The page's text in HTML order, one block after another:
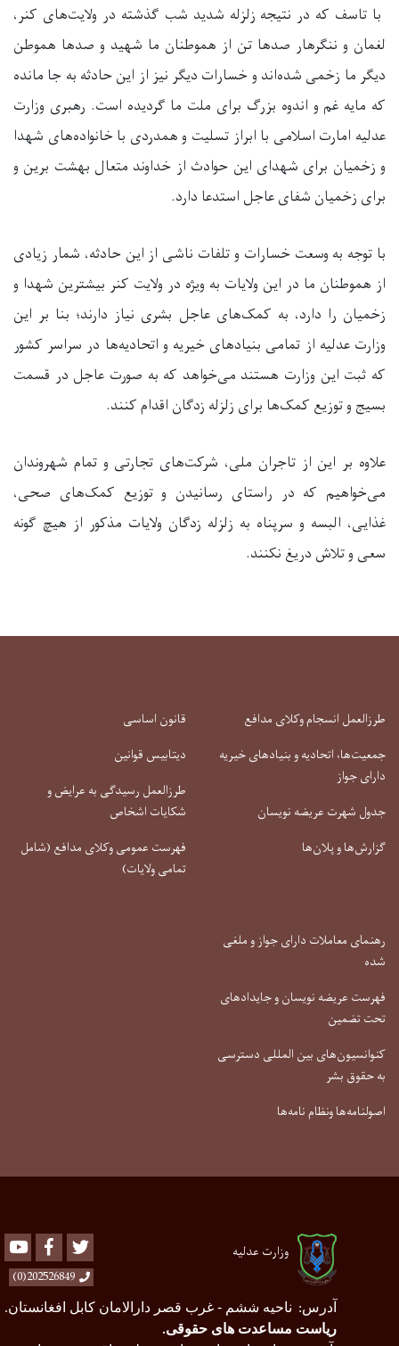
با تاسف که در نتیجه زلزله شدید شب گذشته در ولایت‌های کنر،
لغمان و ننگرهار صدها تن از هموطنان ما شهید و صدها هموطن
دیگر ما زخمی شده‌اند و خسارات دیگر نیز از این حادثه به جا مانده
که مایه غم و اندوه بزرگ برای ملت ما گردیده است. رهبری وزارت
عدلیه امارت اسلامی با ابراز تسلیت و همدردی با خانواده‌های شهدا
و زخمیان برای شهدای این حوادث از خداوند متعال بهشت برین و
برای زخمیان شفای عاجل استدعا دارد.
با توجه به وسعت خسارات و تلفات ناشی از این حادثه، شمار زیادی
از هموطنان ما در این ولایات به ویژه در ولایت کنر بیشترین شهدا و
زخمیان را دارد، به کمک‌های عاجل بشری نیاز دارند؛ بنا بر این
وزارت عدلیه از تمامی بنیادهای خیریه و اتحادیه‌ها در سراسر کشور
که ثبت این وزارت هستند می‌خواهد که به صورت عاجل در قسمت
بسیج و توزیع کمک‌ها برای زلزله زدگان اقدام کنند.
علاوه بر این از تاجران ملی، شرکت‌های تجارتی و تمام شهروندان
می‌خواهیم که در راستای رسانیدن و توزیع کمک‌های صحی،
غذایی، البسه و سرپناه به زلزله زدگان ولایات مذکور از هیچ گونه
سعی و تلاش دریغ نکنند.
طرزالعمل انسجام وکلای مدافع
جمعیت‌ها، اتحادیه و بنیادهای خیریه
دارای جواز
جدول شهرت عریضه نویسان
گزارش‌ها و پلان‌ها
قانون اساسی
دیتابیس قوانین
طرزالعمل رسیدگی به عرایض و
شکایات اشخاص
فهرست عمومی وکلای مدافع (شامل
تمامی ولایات)
رهنمای معاملات دارای جواز و ملغی
شده
فهرست عریضه نویسان و جایدادهای
تحت تضمین
کنوانسیون‌های بین المللی دسترسی
به حقوق بشر
اصولنامه‌ها ونظام نامه‌ها
وزارت عدلیه Youtube Facebook
202526849(0)
آدرس: ناحیه ششم - غرب قصر دارالامان کابل افغانستان.
ریاست مساعدت های حقوقی.